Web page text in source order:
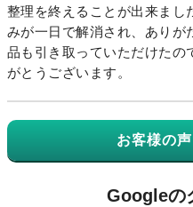
整理を終えることが出来まし
みが一日で解消され、ありが
品も引き取っていただけたの
がとうございます。
お客様の
Googleの